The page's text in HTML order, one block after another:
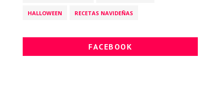
HALLOWEEN RECETAS NAVIDEÑAS
FACEBOOK